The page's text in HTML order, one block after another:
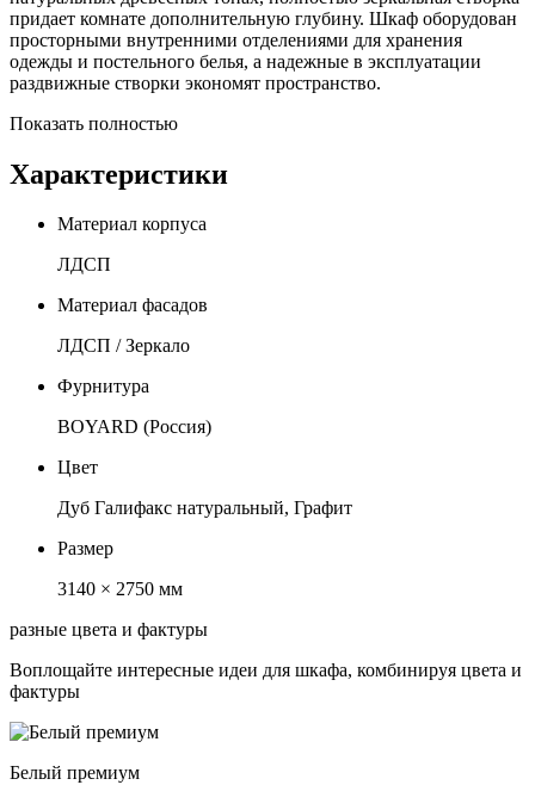
придает комнате дополнительную глубину. Шкаф оборудован
просторными внутренними отделениями для хранения
одежды и постельного белья, а надежные в эксплуатации
раздвижные створки экономят пространство.
Показать полностью
Характеристики
Материал корпуса
ЛДСП
Материал фасадов
ЛДСП / Зеркало
Фурнитура
BOYARD (Россия)
Цвет
Дуб Галифакс натуральный, Графит
Размер
3140 × 2750 мм
разные цвета и фактуры
Воплощайте интересные идеи для шкафа, комбинируя цвета и
фактуры
Белый премиум